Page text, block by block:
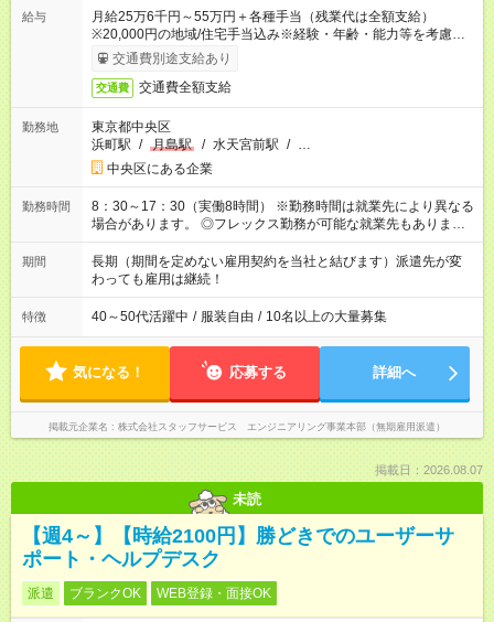
給与
月給25万6千円～55万円＋各種手当（残業代は全額支給）
※20,000円の地域/住宅手当込み※経験・年齢・能力等を考慮し
て加給・優遇します。★同一就業先で1年以上継続したら月1万
円の継続手当支給
交通費別途支給あり
交通費 交通費全額支給
勤務地
東京都中央区
浜町駅 / 月島駅 / 水天宮前駅 / …
中央区にある企業
勤務時間
8：30～17：30（実働8時間） ※勤務時間は就業先により異なる
場合があります。 ◎フレックス勤務が可能な就業先もありま
す。 ◎今よりもさらに働きやすい環境をつくるべく、 働き方
改革に全社をあげて取り組んでいます。
期間
長期（期間を定めない雇用契約を当社と結びます）派遣先が変
わっても雇用は継続！
特徴 40～50代活躍中 / 服装自由 / 10名以上の大量募集
気になる！ 応募する 詳細へ
掲載元企業名 株式会社スタッフサービス エンジニアリング事業本部（無期雇用派遣）
掲載日：2026.08.07
未読
【週4～】【時給2100円】勝どきでのユーザーサ
ポート・ヘルプデスク
派遣 ブランクOK WEB登録・面接OK